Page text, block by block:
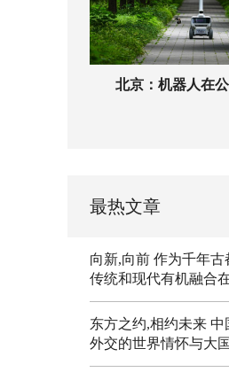
北京：机器人在
最热文章
向新,向前 作为千年古
传统和现代有机融合
东方之约,相约未来 中
外交的世界情怀与大